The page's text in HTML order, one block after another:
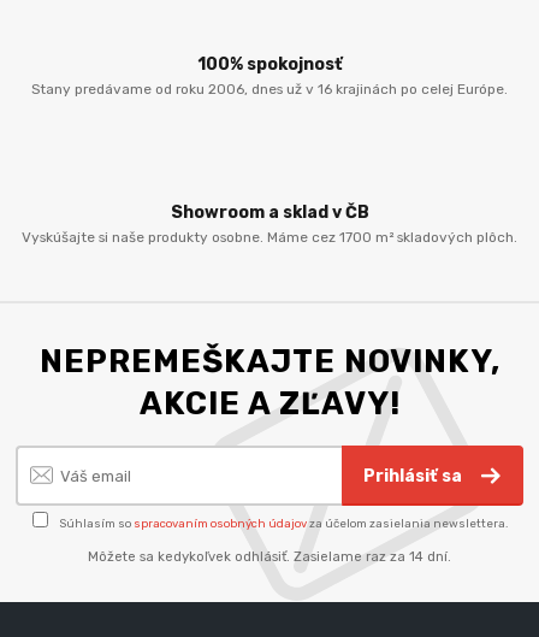
100% spokojnosť
Stany predávame od roku 2006, dnes už v 16 krajinách po celej Európe.
Showroom a sklad v ČB
Vyskúšajte si naše produkty osobne. Máme cez 1700 m² skladových plôch.
NEPREMEŠKAJTE NOVINKY,
AKCIE A ZĽAVY!
Prihlásiť sa
Súhlasím so spracovaním osobných údajovza účelom zasielania newslettera.
Môžete sa kedykoľvek odhlásiť. Zasielame raz za 14 dní.